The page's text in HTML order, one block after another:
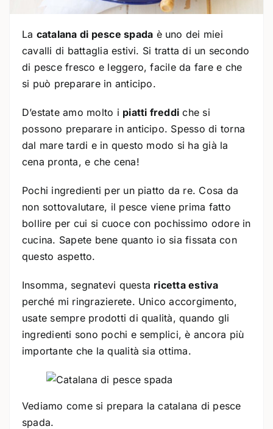
La catalana di pesce spada è uno dei miei
cavalli di battaglia estivi. Si tratta di un secondo
di pesce fresco e leggero, facile da fare e che
si può preparare in anticipo.
D’estate amo molto i piatti freddi che si
possono preparare in anticipo. Spesso di torna
dal mare tardi e in questo modo si ha già la
cena pronta, e che cena!
Pochi ingredienti per un piatto da re. Cosa da
non sottovalutare, il pesce viene prima fatto
bollire per cui si cuoce con pochissimo odore in
cucina. Sapete bene quanto io sia fissata con
questo aspetto.
Insomma, segnatevi questa ricetta estiva
perché mi ringrazierete. Unico accorgimento,
usate sempre prodotti di qualità, quando gli
ingredienti sono pochi e semplici, è ancora più
importante che la qualità sia ottima.
Vediamo come si prepara la catalana di pesce
spada.